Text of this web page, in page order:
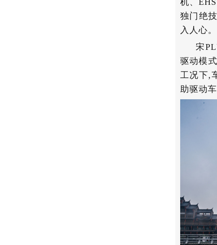
独门绝
入人心。
宋
驱动模
工况下,
助驱动